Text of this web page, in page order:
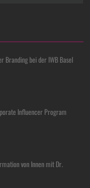
Branding bei der IWB Basel
Influencer Program
von Innen mit Dr.